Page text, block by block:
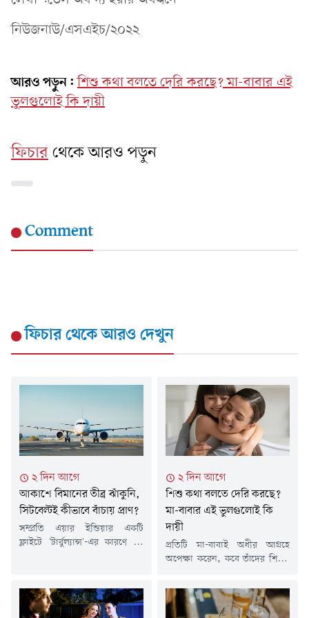
নিউজনাউ/এসএইচ/২০২২
আরও পড়ুন: শিশু কথা বলতে দেরি করছে? মা-বাবার এই
ভুলগুলোই কি দায়ী
ফিচারথেকে আরও পড়ুন
Comment
ফিচারথেকে আরও দেখুন
২ দিন আগে
আকাশে বিমানের তীব্র ঝাঁকুনি,
সিটবেল্টই কীভাবে বাঁচায় প্রাণ?
সম্প্রতি এয়ার ইন্ডিয়ার একটি
ফ্লাইটে 'টার্বুল্যান্স'-এর কারণে ১৭
বিমানে যাতায়াতের সময় ছোট এই
জিনিসটি সাধারণ মনে হলেও,
২ দিন আগে
শিশু কথা বলতে দেরি করছে?
মা-বাবার এই ভুলগুলোই কি
দায়ী
প্রতিটি মা-বাবাই অধীর আগ্রহে
অপেক্ষা করেন, কবে তাঁদের শিশুর
ডাকটি শুনবেন। শিশুর প্রথম কথা
বলা তার বেড়ে ওঠার অন্যতম
গুরুত্বপূর্ণ মাইলফলক। তবে বর্তমানে